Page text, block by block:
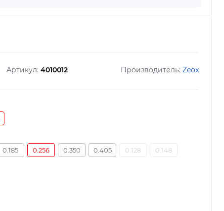
Артикул: 4010012 Производитель: Zeox
0.185 0.256 0.350 0.405 0.128 0.148